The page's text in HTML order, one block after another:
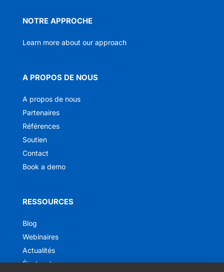
NOTRE APPROCHE
Learn more about our approach
A PROPOS DE NOUS
A propos de nous
Partenaires
Références
Soutien
Contact
Book a demo
RESSOURCES
Blog
Webinaires
Actualités
Études de cas